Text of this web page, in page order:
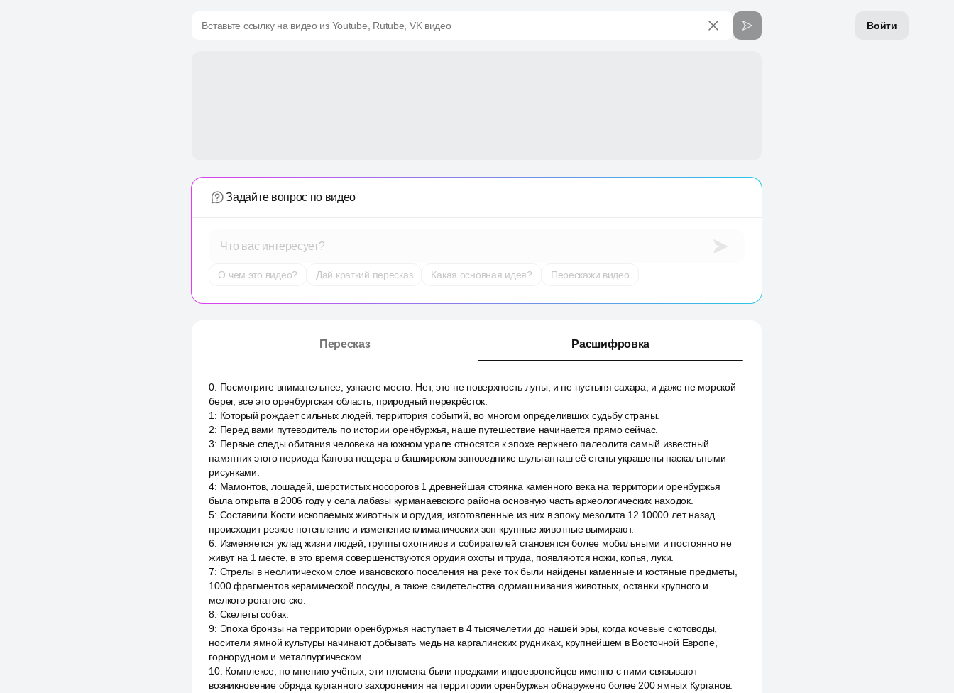
Войти
Вставьте ссылку на видео из Youtube, Rutube, VK видео
Задайте вопрос по видео
Что вас интересует?
О чем это видео? Дай краткий пересказ Какая основная идея? Перескажи видео
Пересказ Расшифровка
0: Посмотрите внимательнее, узнаете место. Нет, это не поверхность луны, и не пустыня сахара, и даже не морской
берег, все это оренбургская область, природный перекрёсток.
1 : Который рождает сильных людей, территория событий, во многом определивших судьбу страны.
2: Перед вами путеводитель по истории оренбуржья, наше путешествие начинается прямо сейчас.
3: Первые следы обитания человека на южном урале относятся к эпохе верхнего палеолита самый известный
памятник этого периода Капова пещера в башкирском заповеднике шульганташ её стены украшены наскальными
рисунками.
4: Мамонтов, лошадей, шерстистых носорогов 1 древнейшая стоянка каменного века на территории оренбуржья
была открыта в 2006 году у села лабазы курманаевского района основную часть археологических находок.
5: Составили Кости ископаемых животных и орудия, изготовленные из них в эпоху мезолита 12 10000 лет назад
происходит резкое потепление и изменение климатических зон крупные животные вымирают.
6: Изменяется уклад жизни людей, группы охотников и собирателей становятся более мобильными и постоянно не
живут на 1 месте, в это время совершенствуются орудия охоты и труда, появляются ножи, копья, луки.
7: Стрелы в неолитическом слое ивановского поселения на реке ток были найдены каменные и костяные предметы,
1000 фрагментов керамической посуды, а также свидетельства одомашнивания животных, останки крупного и
мелкого рогатого ско.
8: Скелеты собак.
9: Эпоха бронзы на территории оренбуржья наступает в 4 тысячелетии до нашей эры, когда кочевые скотоводы,
носители ямной культуры начинают добывать медь на каргалинских рудниках, крупнейшем в Восточной Европе,
горнорудном и металлургическом.
10: Комплексе, по мнению учёных, эти племена были предками индоевропейцев именно с ними связывают
возникновение обряда курганного захоронения на территории оренбуржья обнаружено более 200 ямных Курганов.